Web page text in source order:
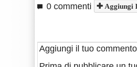
0 commenti Aggiungi
Aggiungi il tuo commento